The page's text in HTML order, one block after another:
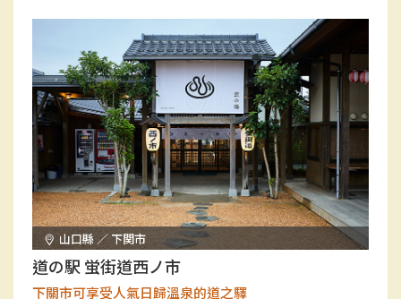
山口縣 ／ 下関市
道の駅 蛍街道西ノ市
下關市可享受人氣日歸溫泉的道之驛